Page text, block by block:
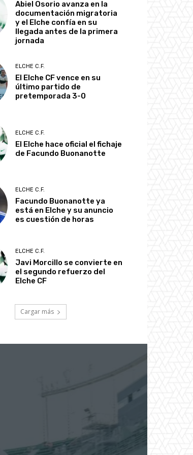
Abiel Osorio avanza en la
documentación migratoria
y el Elche confía en su
llegada antes de la primera
jornada
ELCHE C.F.
El Elche CF vence en su
último partido de
pretemporada 3-0
ELCHE C.F.
El Elche hace oficial el fichaje
de Facundo Buonanotte
ELCHE C.F.
Facundo Buonanotte ya
está en Elche y su anuncio
es cuestión de horas
ELCHE C.F.
Javi Morcillo se convierte en
el segundo refuerzo del
Elche CF
Cargar más